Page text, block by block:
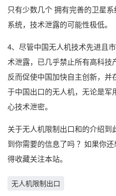
只有少数几个 拥有完善的卫星
系统，技术泄露的可能性极低。
4、尽管中国无人机技术先进且
术泄露，已几乎禁止所有高科技
反而促使中国加快自主创新，
于中国出口的无人机，无论是军
心技术泄密。
关于无人机限制出口和的介绍
到你需要的信息了吗 ？如果你
得收藏关注本站。
无人机限制出口